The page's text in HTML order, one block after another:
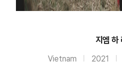
지엠 하
Vietnam 2021